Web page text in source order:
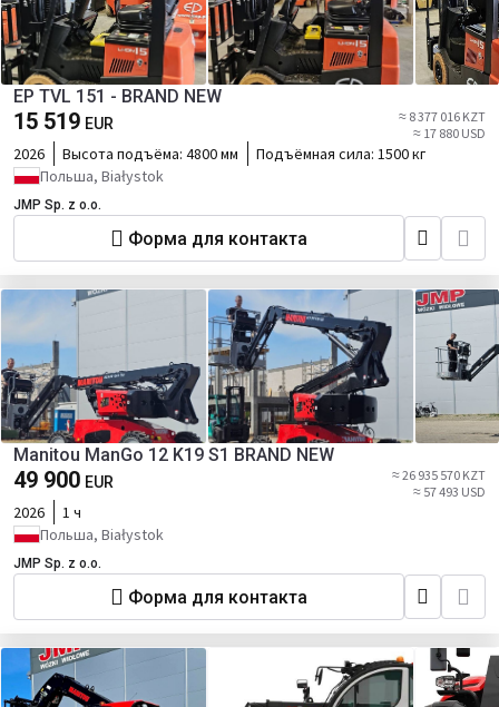
EP TVL 151 - BRAND NEW
15 519 EUR
≈ 8 377 016 KZT
≈ 17 880 USD
2026 Высота подъёма: 4800 мм Подъёмная сила: 1500 кг
Польша, Białystok
JMP Sp. z o.o.
Форма для контакта
Manitou ManGo 12 K19 S1 BRAND NEW
49 900 EUR
≈ 26 935 570 KZT
≈ 57 493 USD
2026
1 ч
Польша, Białystok
JMP Sp. z o.o.
Форма для контакта